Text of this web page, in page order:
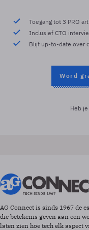
Toegang tot 3 PRO
Inclusief CTO
Blijf up-to-date over
Word
Heb
AG Connect is sinds 1967 de
die betekenis geven aan een
laten zien hoe tech elk aspect